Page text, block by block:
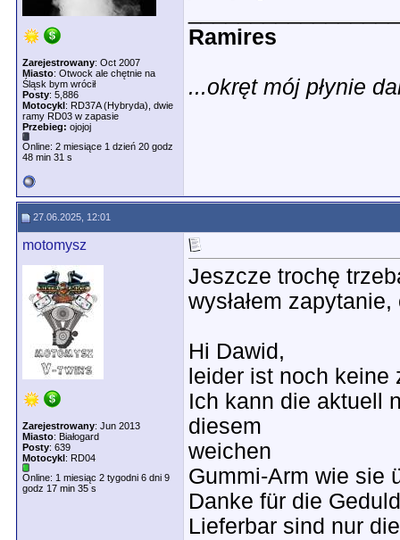
Zarejestrowany: Oct 2007
Miasto: Otwock ale chętnie na
Śląsk bym wrócił
Posty: 5,886
Motocykl: RD37A (Hybryda), dwie
ramy RD03 w zapasie
Przebieg: ojojoj
Online: 2 miesiące 1 dzień 20 godz
48 min 31 s
Ramires
...okręt mój płynie
27.06.2025, 12:01
motomysz
Zarejestrowany: Jun 2013
Miasto: Białogard
Posty: 639
Motocykl: RD04
Online: 1 miesiąc 2 tygodni 6 dni 9
godz 17 min 35 s
Jeszcze trochę
wysłałem
Hi Dawid,
leider ist noch
Ich kann die aktuell
diesem
weichen
Gummi-Arm wie sie
Danke für die
Lieferbar sind nur